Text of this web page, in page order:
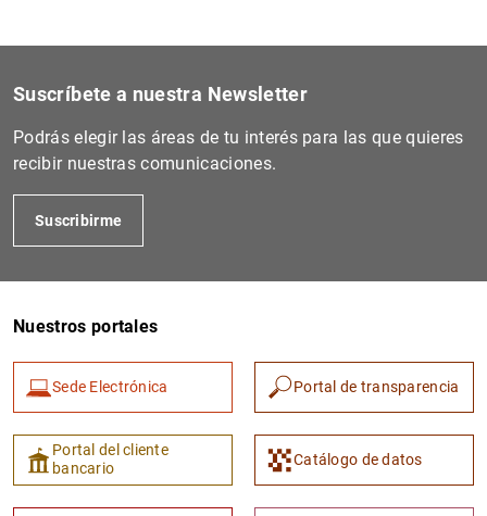
Suscríbete a nuestra Newsletter
Podrás elegir las áreas de tu interés para las que quieres
recibir nuestras comunicaciones.
Suscribirme
Nuestros portales
Sede Electrónica Portal de transparencia
Portal del cliente
bancario
Catálogo de datos